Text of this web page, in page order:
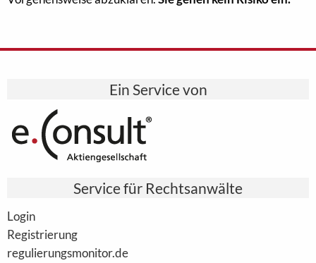
Ein Service von
Service für Rechtsanwälte
Login
Registrierung
regulierungsmonitor.de